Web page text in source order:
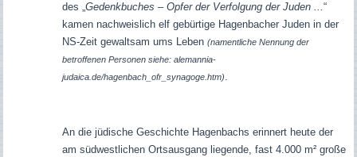
des „Gedenkbuches – Opfer der Verfolgung der Juden ...“
kamen nachweislich elf gebürtige Hagenbacher Juden in der
NS-Zeit gewaltsam ums Leben (namentliche Nennung der
betroffenen Personen siehe: alemannia-
judaica.de/hagenbach_ofr_synagoge.htm).
An die jüdische Geschichte Hagenbachs erinnert heute der
am südwestlichen Ortsausgang liegende, fast 4.000 m² große